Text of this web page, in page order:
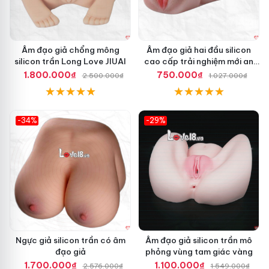
R
o
i
r
u
n
g
â
Âm đạo giả chổng mông
silicon trần Long Love JIUAI
1.800.000₫
2.500.000₫
Âm đạo giả hai đầu silicon
cao cấp trải nghiệm mới an
toàn
750.000₫ 1.027.000₫
-34%
Ngực giả silicon trần có âm
đạo giả
1.700.000₫
2.576.000₫
-29%
Âm đạo giả silicon trần mô
phỏng vùng tam giác vàng
1.100.000₫
1.549.000₫